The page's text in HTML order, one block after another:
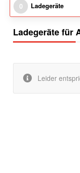
0 Ladegeräte
Ladegeräte für
Leider